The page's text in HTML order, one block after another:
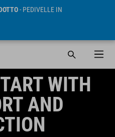
- PEDIVELLE IN
WITH
AND